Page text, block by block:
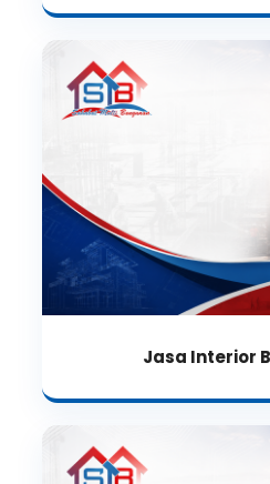
Jasa Interior